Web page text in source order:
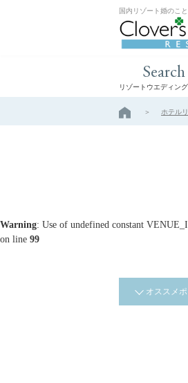
国内リゾート婚のこ
Search
リゾートウエディン
ホテル
Warning: Use of undefined constant
on line 99
オススメ